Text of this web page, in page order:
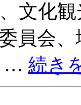
文化
員会
… 続き